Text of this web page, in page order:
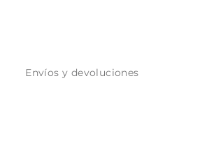
Envíos y devoluciones